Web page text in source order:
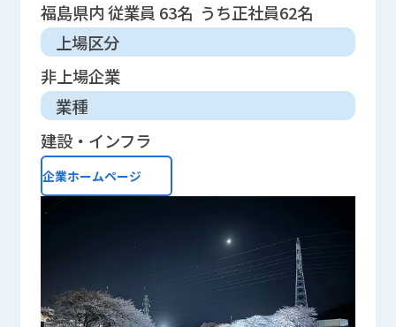
福島県内 従業員 63名 うち正社員62名
上場区分
非上場企業
業種
建設・インフラ
企業ホームページ